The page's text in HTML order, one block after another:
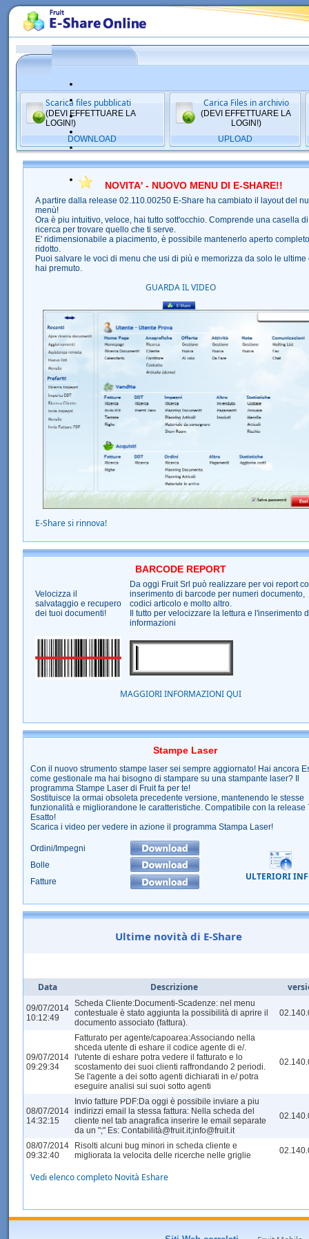
Scarica files pubblicati
(DEVI EFFETTUARE LA
LOGIN!)
DOWNLOAD
Carica Files in archivio
(DEVI EFFETTUARE LA
LOGIN!)
UPLOAD
NOVITA' - NUOVO MENU DI E-SHARE!!
A partire dalla release 02.110.00250 E-Share ha cambiato il layout del
menù!
Ora è piu intuitivo, veloce, hai tutto sott'occhio. Comprende una casella di
ricerca per trovare quello che ti serve.
E' ridimensionabile a piacimento, è possibile mantenerlo aperto
ridotto.
Puoi salvare le voci di menu che usi di più e memorizza da solo le ultime
hai premuto.
GUARDA IL VIDEO
E-Share si rinnova!
BARCODE REPORT
Velocizza il
salvataggio e recupero
dei tuoi documenti!
Da oggi Fruit Srl può realizzare per voi report
inserimento di barcode per numeri documento,
codici articolo e molto altro.
Il tutto per velocizzare la lettura e l'inserimento
informazioni
MAGGIORI INFORMAZIONI QUI
Stampe Laser
Con il nuovo strumento stampe laser sei sempre aggiornato! Hai ancora
come gestionale ma hai bisogno di stampare su una stampante laser? Il
programma Stampe Laser di Fruit fa per te!
Sostituisce la ormai obsoleta precedente versione, mantenendo le stesse
funzionalità e migliorandone le caratteristiche. Compatibile con la release
Esatto!
Scarica i video per vedere in azione il programma Stampa Laser!
Ordini/Impegni
ULTERIORI
Bolle
Fatture
Ultime novità di E-Share
Data Descrizione
09/07/2014
10:12:49
Scheda Cliente:Documenti-Scadenze: nel menu
contestuale è stato aggiunta la possibilità di aprire il
documento associato (fattura).
09/07/2014
09:29:34
Fatturato per agente/capoarea:Associando nella
shceda utente di eshare il codice agente di e/.
l'utente di eshare potra vedere il fatturato e lo
scostamento dei suoi clienti raffrondando 2 periodi.
Se l'agente a dei sotto agenti dichiarati in e/ potra
eseguire analisi sui suoi sotto agenti
08/07/2014
14:32:15
Invio fatture PDF:Da oggi è possibile inviare a piu
indirizzi email la stessa fattura: Nella scheda del
cliente nel tab anagrafica inserire le email separate
da un ";" Es: Contabilità@fruit.it;info@fruit.it
08/07/2014
09:32:40
Risolti alcuni bug minori in scheda cliente e
migliorata la velocita delle ricerche nelle griglie
Vedi elenco completo Novità Eshare